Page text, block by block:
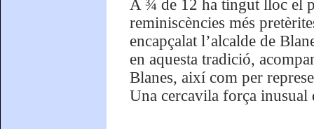
A ¾ de 12 ha tingut lloc el
reminiscències més
encapçalat l’alcalde de
en aquesta tradició,
Blanes, així com per
Una cercavila força